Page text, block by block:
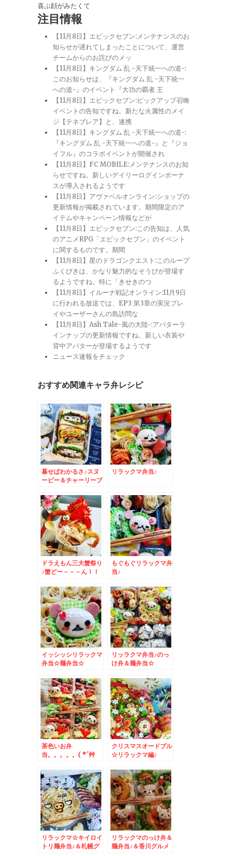
喜ぶ顔がみたくて
注目情報
【11月8日】エピックセブン:メンテナンスのお
知らせが遅れてしまったことについて、運営
チームからのお詫びのメッ
【11月8日】キングダム 乱 -天下統一への道-:
このお知らせは、『キングダム 乱 -天下統一
への道-』のイベント『大功の覇者 王
【11月8日】エピックセブン:ピックアップ召喚
イベントの告知ですね。新たな火属性のメイ
ジ【テネブレア】と、連携
【11月8日】キングダム 乱 -天下統一への道-:
『キングダム 乱 -天下統一への道-』と『ジョ
イフル』のコラボイベントが開催され
【11月8日】FC MOBILE:メンテナンスのお知
らせですね。新しいデイリーログインボーナ
スが導入されるようです
【11月8日】アヴァベルオンライン:ショップの
更新情報が掲載されています。期間限定のア
イテムやキャンペーン情報などが
【11月8日】エピックセブン:この告知は、人気
のアニメRPG「エピックセブン」のイベント
に関するものです。期間
【11月8日】星のドラゴンクエスト:このループ
ふくびきは、かなり魅力的なそうびが登場す
るようですね。特に「きせきのつ
【11月8日】イルーナ戦記オンライン:11月9日
に行われる放送では、EP3 第3章の実況プレ
イやユーザーさんの島訪問な
【11月8日】Ash Tale-風の大陸-:アバターラ
インナップの更新情報ですね。新しい衣装や
背中アバターが登場するようです
ニュース速報をチェック
おすすめ関連キャラ弁レシピ
暮せばわかるさ♪スヌ
ーピー＆チャーリーブ
弁当☆
リラックマ弁当♪
ドラえもん三大蟹祭り
♪蟹どー－－－ん！！
みベーススープカレー
が美味しすぎる！！
もぐもぐリラックマ弁
当♪
イッシッシリラックマ
弁当☆麺弁当☆
リッラクマ弁当♪のっ
け弁＆麺弁当☆
茶色いお弁
当。。。。。( *´艸
クリスマスオードブル
☆リラックマ編♪
リラックマ☆キイロイ
トリ麺弁当♪＆札幌グ
リラックマのっけ弁＆
麺弁当♪＆香川グルメ